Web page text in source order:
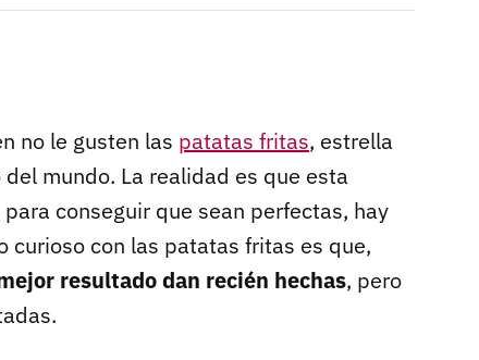
no le gusten las patatas fritas, estrella
mundo. La realidad es que esta
conseguir que sean perfectas, hay
curioso con las patatas fritas es que,
resultado dan recién hechas, pero